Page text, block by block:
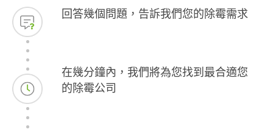
回答幾個問題，告訴我們您的除霉需求
在幾分鐘內，我們將為您找到最合適您
的除霉公司